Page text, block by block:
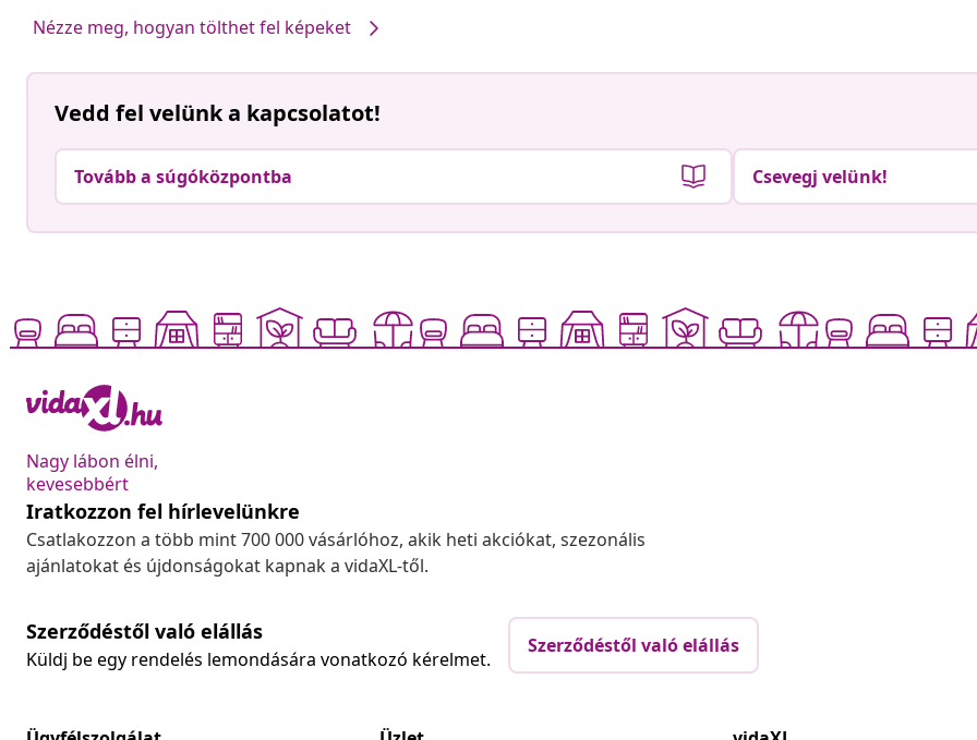
Nézze meg, hogyan tölthet fel képeket
Vedd fel velünk a kapcsolatot!
Tovább a súgóközpontba Csevegj velünk!
Nagy lábon élni,
kevesebbért
Iratkozzon fel hírlevelünkre
Csatlakozzon a több mint 700 000 vásárlóhoz, akik heti akciókat, szezonális
ajánlatokat és újdonságokat kapnak a vidaXL-től.
Szerződéstől való elállás
Küldj be egy rendelés lemondására vonatkozó kérelmet.
Szerződéstől való elállás